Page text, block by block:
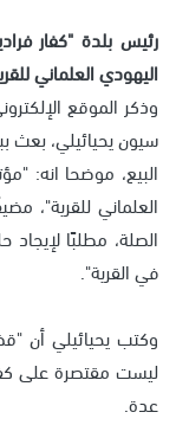
رئيس بلدة "كفار
اليهودي العلماني
وذكر الموقع
سيون يحيائيلي، بعث
البيع، موضحا انه:
العلماني للقرية"،
الصلة، مطلبًا
في القرية".
وكتب يحيائيلي أن
ليست مقتصرة على
عدة.